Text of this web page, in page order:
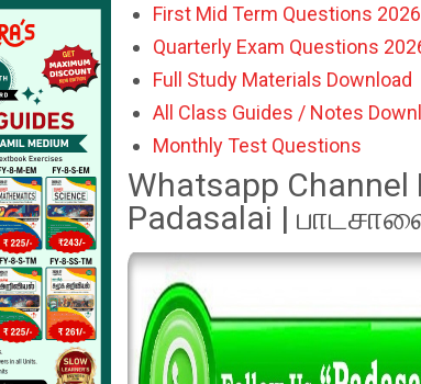
First Mid Term Questions 2026
Quarterly Exam Questions
Full Study Materials Download
All Class Guides / Notes
Monthly Test Questions
Whatsapp Channel
Padasalai |